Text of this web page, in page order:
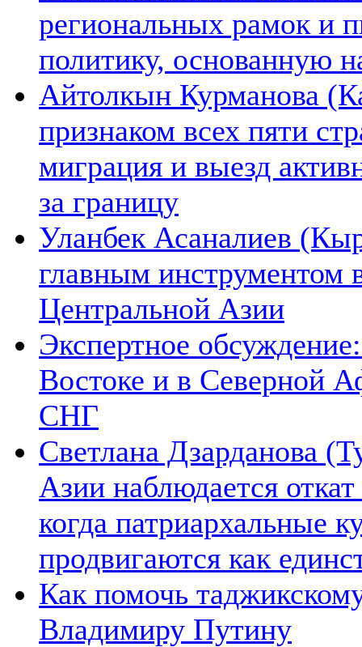
региональных рамок и
политику, основанную
Айтолкын Курманова
признаком всех пяти
миграция и выезд
за границу
Уланбек Асаналиев
главным инструментом
Центральной Азии
Экспертное
Востоке и в Северной
СНГ
Светлана Дзарданова
Азии наблюдается
когда патриархальные
продвигаются как
Как помочь
Владимиру Путину